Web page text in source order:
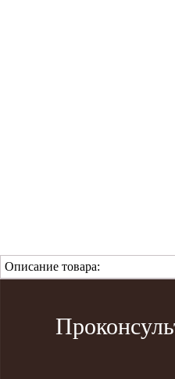
Описание товара: